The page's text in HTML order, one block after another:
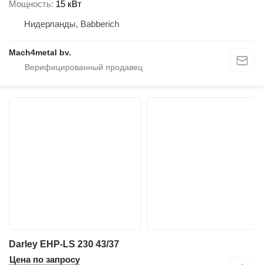
Мощность 15 кВт
Нидерланды, Babberich
Mach4metal bv.
Darley EHP-LS 230 43/37
Цена по запросу